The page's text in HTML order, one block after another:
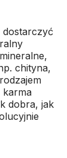
dostarczyć
chityna,
karma
dobra, jak